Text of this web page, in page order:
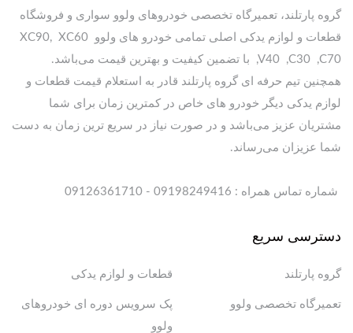
گروه پارتلند، تعمیرگاه تخصصی خودروهای ولوو سواری و فروشگاه
قطعات و لوازم یدکی اصلی تمامی خودرو های ولوو XC90, XC60
,V40 ,C30 ,C70 با تضمین کیفیت و بهترین قیمت می‌باشد.
همچنین تیم حرفه ای گروه پارتلند قادر به استعلام قیمت قطعات و
لوازم یدکی دیگر خودرو های خاص در کمترین زمان برای شما
مشتریان عزیز می‌باشد و در صورت نیاز در سریع ترین زمان به دست
شما عزیزان می‌رساند.
شماره تماس همراه : 09198249416 - 09126361710
دسترسی سریع
گروه پارتلند قطعات و لوازم یدکی
تعمیرگاه تخصصی ولوو
پک سرویس دوره ای خودروهای
ولوو